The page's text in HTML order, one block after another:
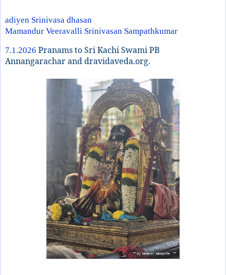
adiyen Srinivasa dhasan
Mamandur Veeravalli Srinivasan Sampathkumar
7.1.2026 Pranams to Sri Kachi Swami PB
Annangarachar and dravidaveda.org.